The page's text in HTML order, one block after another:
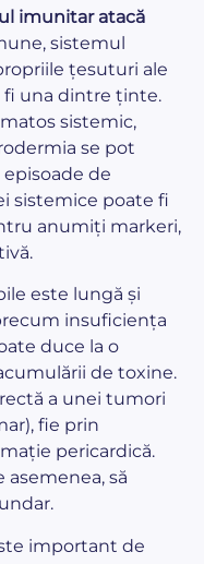
imunitar atacă
sistemul
țesuturi ale
fi una dintre ținte.
sistemic,
se pot
de
sistemice poate fi
anumiți markeri,
este lungă și
insuficiența
duce la o
de toxine.
a unei tumori
fie prin
pericardică.
să
important de